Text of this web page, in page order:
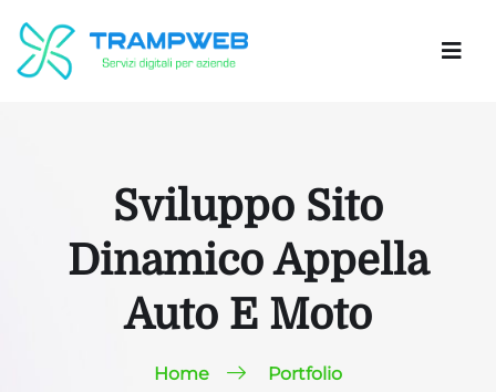
Sviluppo Sito
Dinamico Appella
Auto E Moto
Home Portfolio